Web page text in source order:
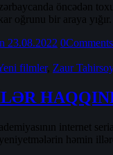
öncədən
oğrunu bir araya
23.08.2022 0Comments
filmler, Zaur
internet
həmin